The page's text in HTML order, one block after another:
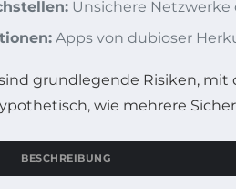
Unsichere
Apps von dubioser
grundlegende Risiken,
wie mehrere
BESCHREIBUNG